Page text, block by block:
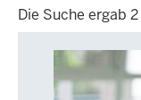
Die Suche ergab
Die
ergab